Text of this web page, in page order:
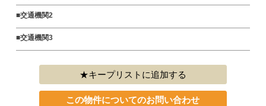
■交通機関2
■交通機関3
キープリストに追加する
この物件についてのお問い合わせ